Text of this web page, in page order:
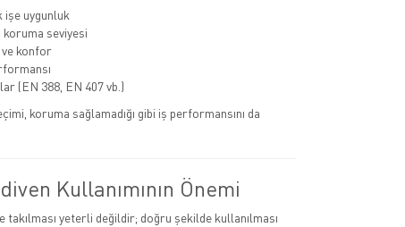
işe uygunluk
koruma seviyesi
konfor
(EN 388, EN 407 vb.)
koruma sağlamadığı gibi iş performansını da
Kullanımının Önemi
takılması yeterli değildir; doğru şekilde kullanılması